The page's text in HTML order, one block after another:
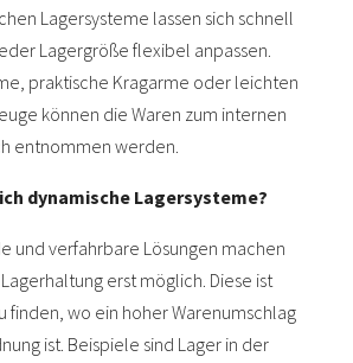
Lagersysteme lassen sich schnell
Lagergröße flexibel anpassen.
praktische Kragarme oder leichten
können die Waren zum internen
entnommen werden.
dynamische Lagersysteme?
und verfahrbare Lösungen machen
erst möglich. Diese ist
finden, wo ein hoher Warenumschlag
ist. Beispiele sind Lager in der